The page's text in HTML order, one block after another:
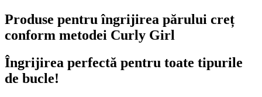
Produse pentru îngrijirea părului creț
conform metodei Curly Girl
Îngrijirea perfectă pentru toate tipurile
de bucle!